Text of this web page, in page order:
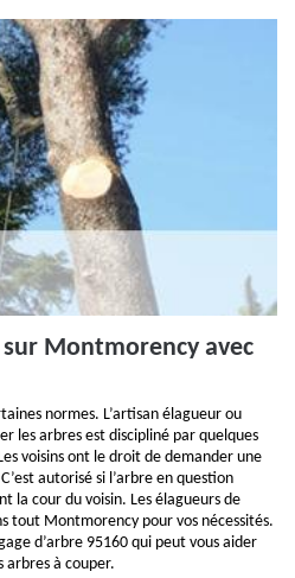
sur Montmorency avec
normes. L’artisan élagueur ou
les arbres est discipliné par quelques
voisins ont le droit de demander une
autorisé si l’arbre en question
la cour du voisin. Les élagueurs de
tout Montmorency pour vos nécessités.
d’arbre 95160 qui peut vous aider
arbres à couper.